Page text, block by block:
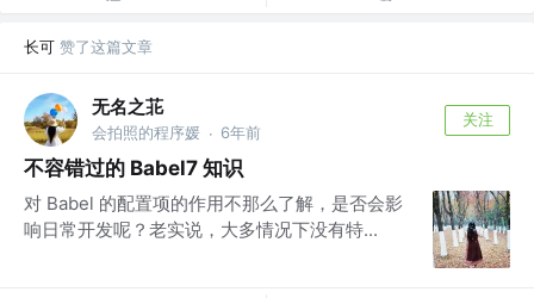
长可 赞了这篇文章
无名之苝
会拍照的程序媛 · 6年前
关注
不容错过的 Babel7 知识
对 Babel 的配置项的作用不那么了解，是否会影
响日常开发呢？老实说，大多情况下没有特...